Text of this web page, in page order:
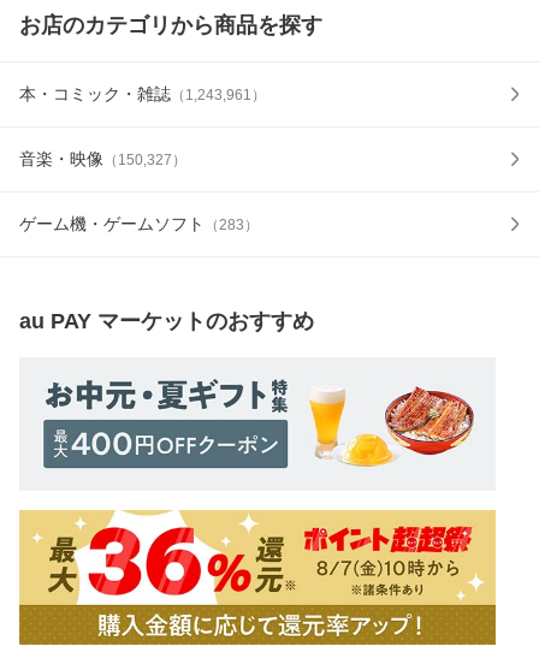
お店のカテゴリから商品を探す
本・コミック・雑誌 （ 1,243,961 ）
音楽・映像 （ 150,327 ）
ゲーム機・ゲームソフト （283 ）
au PAY マーケットのおすすめ